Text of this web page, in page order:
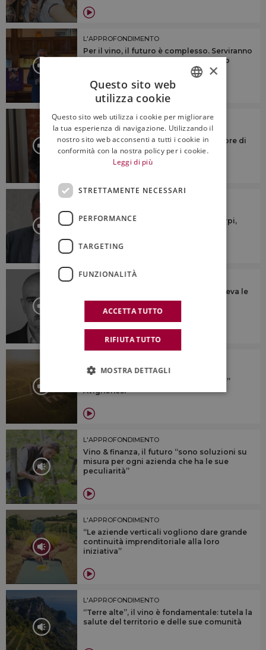
L'APPROFONDIMENTO
Per il vino, il futuro è complesso. Serviranno
identità territoriale e “anima”, citando
L'APPROFONDIMENTO
“Dovremmo cercare di riunire le
denominazioni sotto un numero minore di
consorzi di tutela”
generalizzazioni su taglio rese o estirpi,
L'APPROFONDIMENTO
“Ascoltava tutti, parlava a tutti, e vedeva le
cose proiettate nel futuro, prima di
realizzarle”
Il valore di essere B-Corp e delle
certificazioni di sostenibilità: il “caso”
Avignonesi
L'APPROFONDIMENTO
Vino & finanza, il futuro “sono soluzioni su
misura per ogni azienda che ha le sue
peculiarità”
L'APPROFONDIMENTO
“Le aziende verticali vogliono dare grande
continuità imprenditoriale alla loro
iniziativa”
L'APPROFONDIMENTO
“Terre alte”, il vino è fondamentale: tutela la
salute del territorio e delle sue comunità
ENGLISH
×
Questo sito web
utilizza cookie
Questo sito web utilizza i cookie per migliorare
la tua esperienza di navigazione. Utilizzando il
nostro sito web acconsenti a tutti i cookie in
conformità con la nostra policy per i cookie.
Leggi di più
STRETTAMENTE NECESSARI
PERFORMANCE
TARGETING
FUNZIONALITÀ
ACCETTA TUTTO
RIFIUTA TUTTO
MOSTRA DETTAGLI